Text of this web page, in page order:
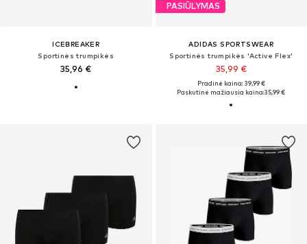
ICEBREAKER
Sportinės trumpikės
35,96 €
PASIŪLYMAS
ADIDAS SPORTSWEAR
Sportinės trumpikės 'Active Flex'
35,99 €
Pradinė kaina: 39,99 €
Paskutinė mažiausia kaina:35,99 €